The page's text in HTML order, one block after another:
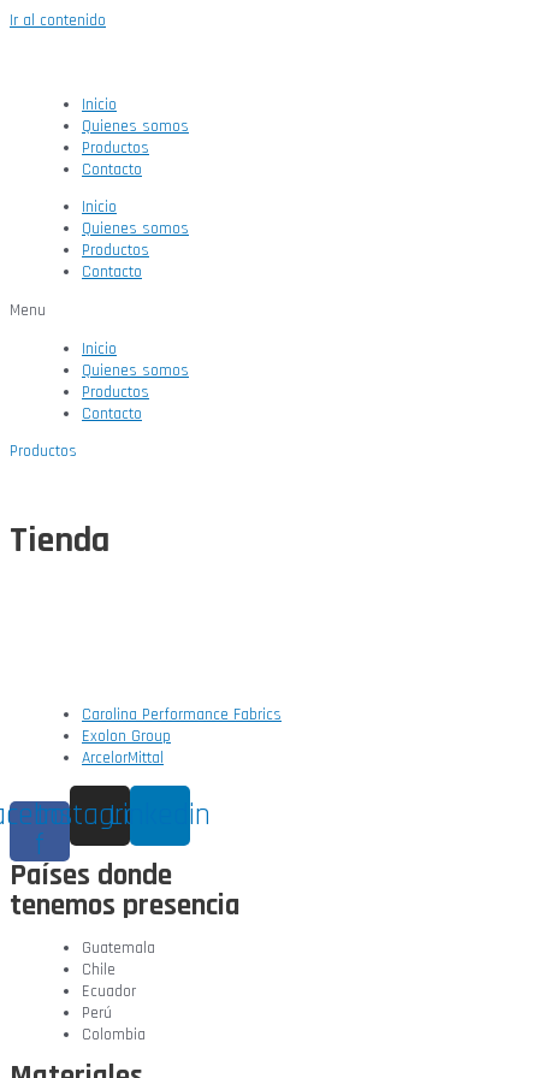
Ir al contenido
Inicio
Quienes somos
Productos
Contacto
Inicio
Quienes somos
Productos
Contacto
Menu
Inicio
Quienes somos
Productos
Contacto
Productos
Tienda
Carolina Performance Fabrics
Exolon Group
ArcelorMittal
f
InstagramLinkedin
Países donde
tenemos presencia
Guatemala
Chile
Ecuador
Perú
Colombia